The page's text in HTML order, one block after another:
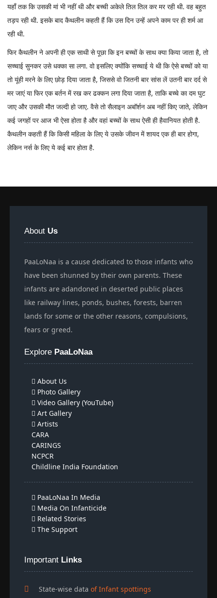
यहाँ तक कि उसकी मां भी नहीं थी और बच्ची अकेले तिल तिल कर मर रही थी. वह बहुत
तड़प रही थी. इसके बाद कैथलीन कहती हैं कि उस दिन उन्हें अपने काम पर ही शर्म आ
रही थी.
फिर कैथलीन ने अपनी ही एक साथी से पूछा कि इन बच्चों के साथ क्या किया जाता है, तो
सच्चाई सुनकर उसे धक्का सा लगा. वो इसलिए क्योंकि सच्चाई ये थी कि ऐसे बच्चों को या
तो यूंही मरने के लिए छोड़ दिया जाता है, जिससे वो जितनी बार सांस लें उतनी बार दर्द से
मर जाएं या फिर एक बर्तन में रख कर ढक्कन लगा दिया जाता है, ताकि बच्चे का दम घुट
जाए और उसकी मौत जल्दी हो जाए. वैसे तो सैलाइन अबॉर्शन अब नहीं किए जाते, लेकिन
कई जगहों पर आज भी ऐसा होता है और वहां बच्चों के साथ ऐसी ही हैवानियत होती है.
कैथलीन कहती हैं कि किसी महिला के लिए ये उसके जीवन में शायद एक ही बार होगा,
लेकिन नर्स के लिए ये कई बार होता है.
About Us
PaaLoNaa is a cause dedicated to those infants who
have been shunned by their own parents. These
infants are adandoned in deserted public places
like railway lines, ponds, bushes, forests, barren
lands for some or the other reasons, compulsions,
fears or greed.
Explore PaaLoNaa
About Us
Photo Gallery
Video Gallery (YouTube)
Art Gallery
Artists
CARA
CARINGS
NCPCR
Childline India Foundation
PaaLoNaa In Media
Media On Infanticide
Related Stories
The Support
Important Links
State-wise data of Infant spottings